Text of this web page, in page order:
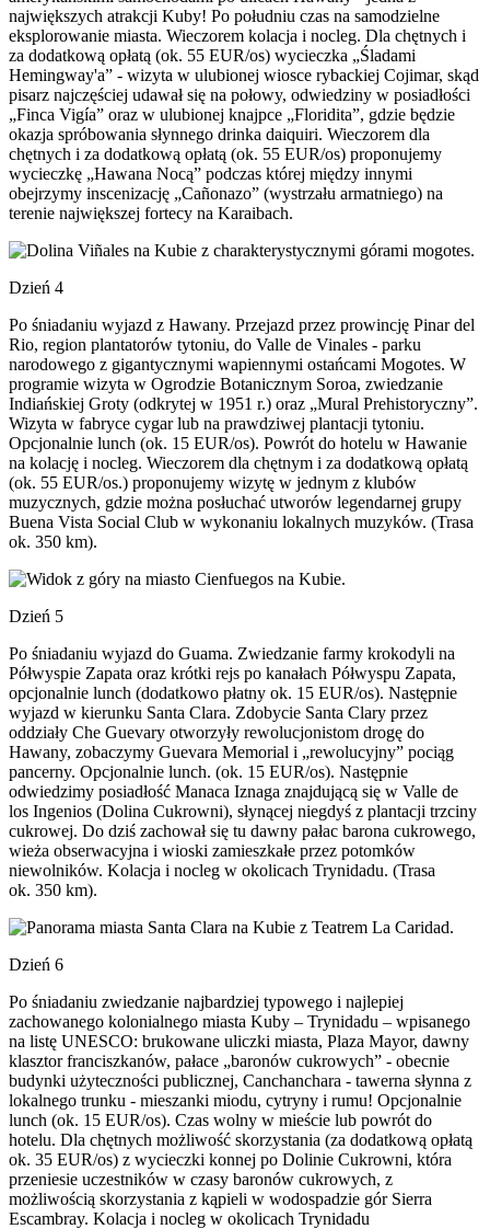
największych atrakcji Kuby! Po południu czas na samodzielne
eksplorowanie miasta. Wieczorem kolacja i nocleg. Dla chętnych i
za dodatkową opłatą (ok. 55 EUR/os) wycieczka „Śladami
Hemingway'a” - wizyta w ulubionej wiosce rybackiej Cojimar, skąd
pisarz najczęściej udawał się na połowy, odwiedziny w posiadłości
„Finca Vigía” oraz w ulubionej knajpce „Floridita”, gdzie będzie
okazja spróbowania słynnego drinka daiquiri. Wieczorem dla
chętnych i za dodatkową opłatą (ok. 55 EUR/os) proponujemy
wycieczkę „Hawana Nocą” podczas której między innymi
obejrzymy inscenizację „Cañonazo” (wystrzału armatniego) na
terenie największej fortecy na Karaibach.
Dzień 4
Po śniadaniu wyjazd z Hawany. Przejazd przez prowincję Pinar del
Rio, region plantatorów tytoniu, do Valle de Vinales - parku
narodowego z gigantycznymi wapiennymi ostańcami Mogotes. W
programie wizyta w Ogrodzie Botanicznym Soroa, zwiedzanie
Indiańskiej Groty (odkrytej w 1951 r.) oraz „Mural Prehistoryczny”.
Wizyta w fabryce cygar lub na prawdziwej plantacji tytoniu.
Opcjonalnie lunch (ok. 15 EUR/os). Powrót do hotelu w Hawanie
na kolację i nocleg. Wieczorem dla chętnym i za dodatkową opłatą
(ok. 55 EUR/os.) proponujemy wizytę w jednym z klubów
muzycznych, gdzie można posłuchać utworów legendarnej grupy
Buena Vista Social Club w wykonaniu lokalnych muzyków. (Trasa
ok. 350 km).
Dzień 5
Po śniadaniu wyjazd do Guama. Zwiedzanie farmy krokodyli na
Półwyspie Zapata oraz krótki rejs po kanałach Półwyspu Zapata,
opcjonalnie lunch (dodatkowo płatny ok. 15 EUR/os). Następnie
wyjazd w kierunku Santa Clara. Zdobycie Santa Clary przez
oddziały Che Guevary otworzyły rewolucjonistom drogę do
Hawany, zobaczymy Guevara Memorial i „rewolucyjny” pociąg
pancerny. Opcjonalnie lunch. (ok. 15 EUR/os). Następnie
odwiedzimy posiadłość Manaca Iznaga znajdującą się w Valle de
los Ingenios (Dolina Cukrowni), słynącej niegdyś z plantacji trzciny
cukrowej. Do dziś zachował się tu dawny pałac barona cukrowego,
wieża obserwacyjna i wioski zamieszkałe przez potomków
niewolników. Kolacja i nocleg w okolicach Trynidadu. (Trasa
ok. 350 km).
Dzień 6
Po śniadaniu zwiedzanie najbardziej typowego i najlepiej
zachowanego kolonialnego miasta Kuby – Trynidadu – wpisanego
na listę UNESCO: brukowane uliczki miasta, Plaza Mayor, dawny
klasztor franciszkanów, pałace „baronów cukrowych” - obecnie
budynki użyteczności publicznej, Canchanchara - tawerna słynna z
lokalnego trunku - mieszanki miodu, cytryny i rumu! Opcjonalnie
lunch (ok. 15 EUR/os). Czas wolny w mieście lub powrót do
hotelu. Dla chętnych możliwość skorzystania (za dodatkową opłatą
ok. 35 EUR/os) z wycieczki konnej po Dolinie Cukrowni, która
przeniesie uczestników w czasy baronów cukrowych, z
możliwością skorzystania z kąpieli w wodospadzie gór Sierra
Escambray. Kolacja i nocleg w okolicach Trynidadu